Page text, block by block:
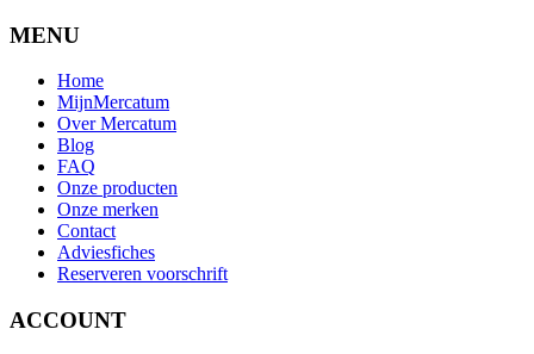
MENU
Home
MijnMercatum
Over Mercatum
Blog
FAQ
Onze producten
Onze merken
Contact
Adviesfiches
Reserveren voorschrift
ACCOUNT